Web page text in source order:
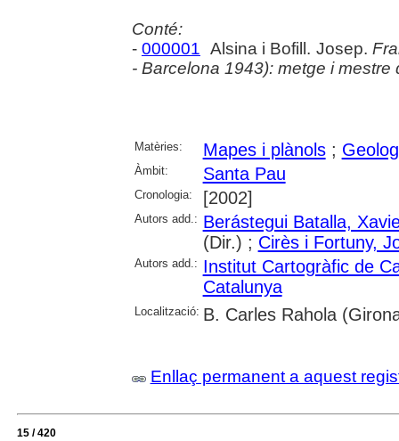
Conté:
- 000001 Alsina i Bofill. Josep.
- Barcelona 1943): metge i mestre
Matèries: Mapes i plànols;
Àmbit: Santa Pau
Cronologia: [2002]
Autors add.: Berástegui Batalla,
(Dir.) ; Cirès i Fortuny,
Autors add.: Institut Cartogràfic de
Catalunya
Localització: B. Carles Rahola
Enllaç permanent a aquest
15 / 420